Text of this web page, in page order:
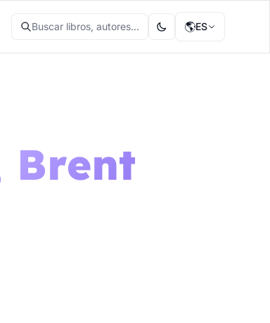
Buscar libros, autores... 🌎ES
Brent